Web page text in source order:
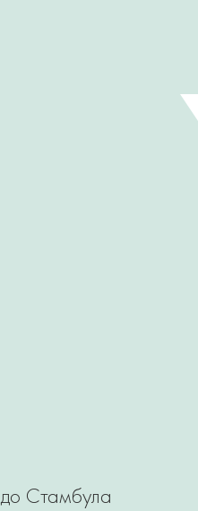
Стамбула